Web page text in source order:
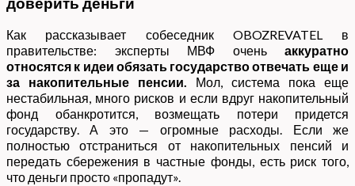
Как рассказывает собеседник OBOZREVATEL в
правительстве: эксперты МВФ очень аккуратно
относятся к идеи обязать государство отвечать еще и
за накопительные пенсии. Мол, система пока еще
нестабильная, много рисков и если вдруг накопительный
фонд обанкротится, возмещать потери придется
государству. А это — огромные расходы. Если же
полностью отстраниться от накопительных пенсий и
передать сбережения в частные фонды, есть риск того,
что деньги просто «пропадут».